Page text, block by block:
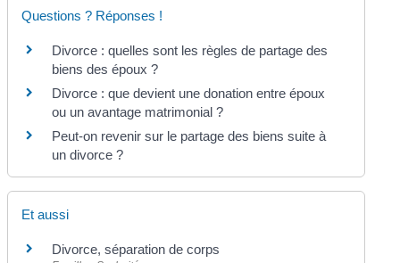
Questions ? Réponses !
Divorce : quelles sont les règles de partage des
biens des époux ?
Divorce : que devient une donation entre époux
ou un avantage matrimonial ?
Peut-on revenir sur le partage des biens suite à
un divorce ?
Et aussi
Divorce, séparation de corps